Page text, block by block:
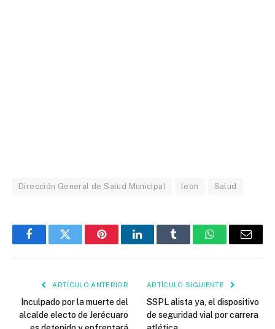
Dirección General de Salud Municipal leon Salud
FacebookTwitter PinterestLinkedInTumblr WhatsAppEmail
ARTÍCULO ANTERIOR
Inculpado por la muerte del
alcalde electo de Jerécuaro
ARTÍCULO SIGUIENTE
SSPL alista ya, el dispositivo
de seguridad vial por carrera